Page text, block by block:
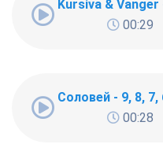
Kursiva & Vanger
00:29
Соловей - 9, 8, 7,
00:28